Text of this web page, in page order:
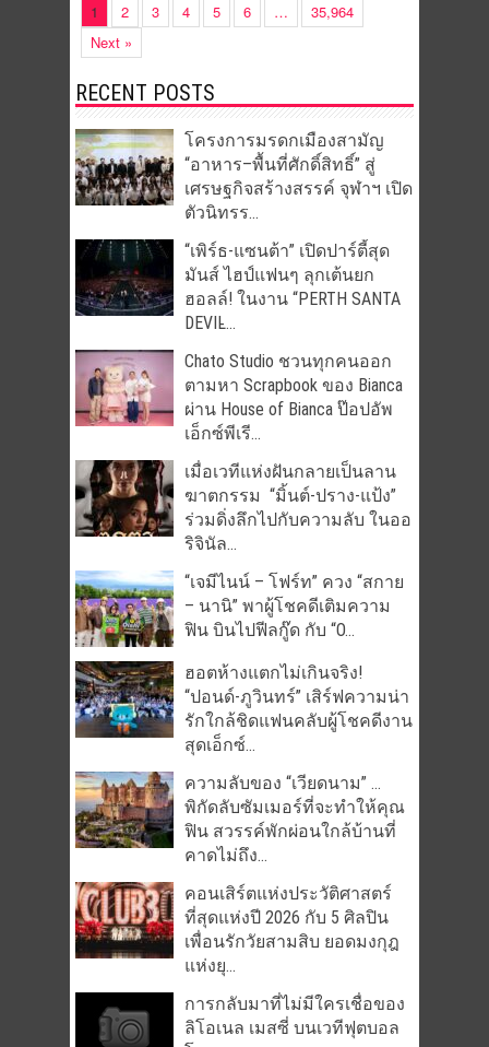
1 2 3 4 5 6 …
35,964
Next »
RECENT POSTS
โครงการมรดกเมืองสามัญ
“อาหาร–พื้นที่ศักดิ์สิทธิ์” สู่
เศรษฐกิจสร้างสรรค์ จุฬาฯ เปิด
ตัวนิทรร...
“เพิร์ธ-แซนต้า” เปิดปาร์ตี้สุด
มันส์ ไฮป์แฟนๆ ลุกเต้นยก
ฮอลล์! ในงาน “PERTH SANTA
DEVIL̵...
Chato Studio ชวนทุกคนออก
ตามหา Scrapbook ของ Bianca
ผ่าน House of Bianca ป๊อปอัพ
เอ็กซ์พีเรี...
เมื่อเวทีแห่งฝันกลายเป็นลาน
ฆาตกรรม “มิ้นต์-ปราง-แป้ง”
ร่วมดิ่งลึกไปกับความลับ ในออ
ริจินัล...
“เจมีไนน์ – โฟร์ท” ควง “สกาย
– นานิ” พาผู้โชคดีเติมความ
ฟิน บินไปฟีลกู๊ด กับ “O...
ฮอตห้างแตกไม่เกินจริง!
“ปอนด์-ภูวินทร์” เสิร์ฟความน่า
รักใกล้ชิดแฟนคลับผู้โชคดีงาน
สุดเอ็กซ์...
ความลับของ “เวียดนาม” …
พิกัดลับซัมเมอร์ที่จะทำให้คุณ
ฟิน สวรรค์พักผ่อนใกล้บ้านที่
คาดไม่ถึง...
คอนเสิร์ตแห่งประวัติศาสตร์
ที่สุดแห่งปี 2026 กับ 5 ศิลปิน
เพื่อนรักวัยสามสิบ ยอดมงกุฎ
แห่งยุ...
การกลับมาที่ไม่มีใครเชื่อของ
ลิโอเนล เมสซี่ บนเวทีฟุตบอล